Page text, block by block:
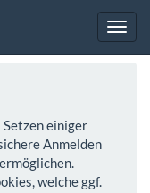
einiger
Anmelden
welche ggf.